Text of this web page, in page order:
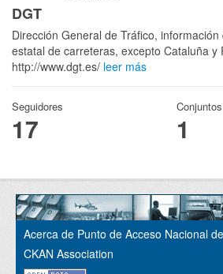
DGT
Dirección General de Tráfico,
estatal de carreteras, excepto Cataluña y
http://www.dgt.es/ leer más
Seguidores
17 1
Acerca de Punto de Acceso Nacional
CKAN Association